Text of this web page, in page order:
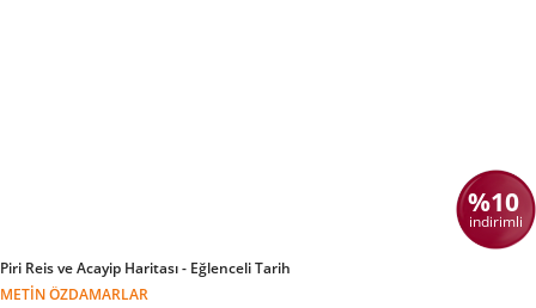
%10
indirimli
Piri Reis ve Acayip Haritası - Eğlenceli Tarih
METIN ÖZDAMARLAR